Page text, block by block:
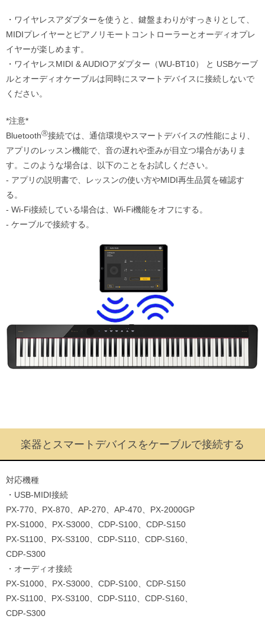
・ワイヤレスアダプターを使うと、鍵盤まわりがすっきりとして、
MIDIプレイヤーとピアノリモートコントローラーとオーディオプレ
イヤーが楽しめます。
・ワイヤレスMIDI & AUDIOアダプター（WU-BT10） と USBケーブ
ルとオーディオケーブルは同時にスマートデバイスに接続しないで
ください。
*注意*
BluetoothⓇ接続では、通信環境やスマートデバイスの性能により、
アプリのレッスン機能で、音の遅れや歪みが目立つ場合がありま
す。このような場合は、以下のことをお試しください。
- アプリの説明書で、レッスンの使い方やMIDI再生品質を確認す
る。
- Wi-Fi接続している場合は、Wi-Fi機能をオフにする。
- ケーブルで接続する。
楽器とスマートデバイスをケーブルで接続する
対応機種
・USB-MIDI接続
PX-770、PX-870、AP-270、AP-470、PX-2000GP
PX-S1000、PX-S3000、CDP-S100、CDP-S150
PX-S1100、PX-S3100、CDP-S110、CDP-S160、
CDP-S300
・オーディオ接続
PX-S1000、PX-S3000、CDP-S100、CDP-S150
PX-S1100、PX-S3100、CDP-S110、CDP-S160、
CDP-S300